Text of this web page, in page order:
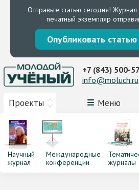
Отправьте статью сегодня! Журнал
печатный экземпляр
Опубликовать
Проекты Меню
+7 (843) 500-
info@moluch.ru
Научный
журнал
Международные
конференции
журналы